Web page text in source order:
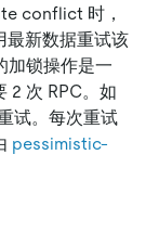
conflict 时，
最新数据重试该
加锁操作是一
2 次 RPC。如
试。每次重试
pessimistic-